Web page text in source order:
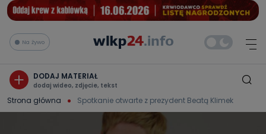
Na żywo
DODAJ MATERIAŁ
dodaj wideo, zdjęcie, tekst
Strona główna Spotkanie otwarte z prezydent Beatą Klimek